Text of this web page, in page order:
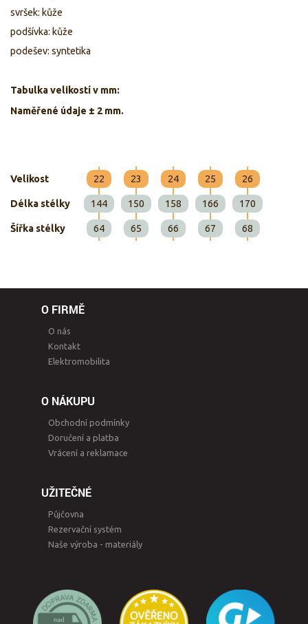
svršek: kůže
podšívka: kůže
podešev: syntetika
Tabulka velikostí v mm:
Naměřené údaje ± 2 mm.
Velikost 22 23 24 25 26
Délka stélky 144 150 158 166 170
Šířka stélky 64 65 66 67 68
O FIRMĚ
O nás
Kontakt
Elektromobilita
O NÁKUPU
Obchodní podmínky
Doručení a platba
Vrácení a reklamace
UŽITEČNÉ
Půjčovna
Rezervační systém
Naše výroba - materiály